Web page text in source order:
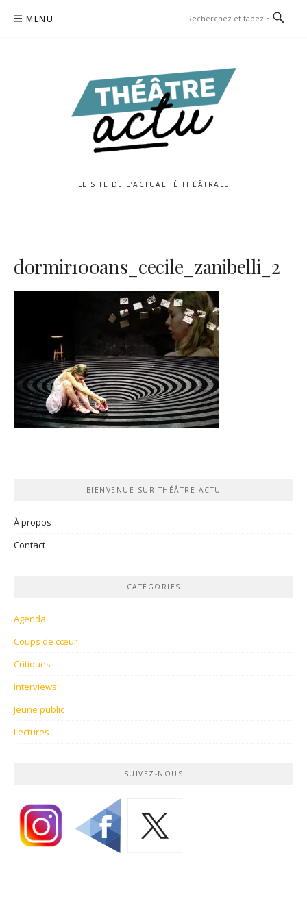
MENU
LE SITE DE L’ACTUALITÉ THÉÂTRALE
dormir100ans_cecile_zanibelli_2
BIENVENUE SUR THÉÂTRE ACTU
À propos
Contact
CATÉGORIES
Agenda
Coups de cœur
Critiques
Interviews
Jeune public
Lectures
SUIVEZ-NOUS